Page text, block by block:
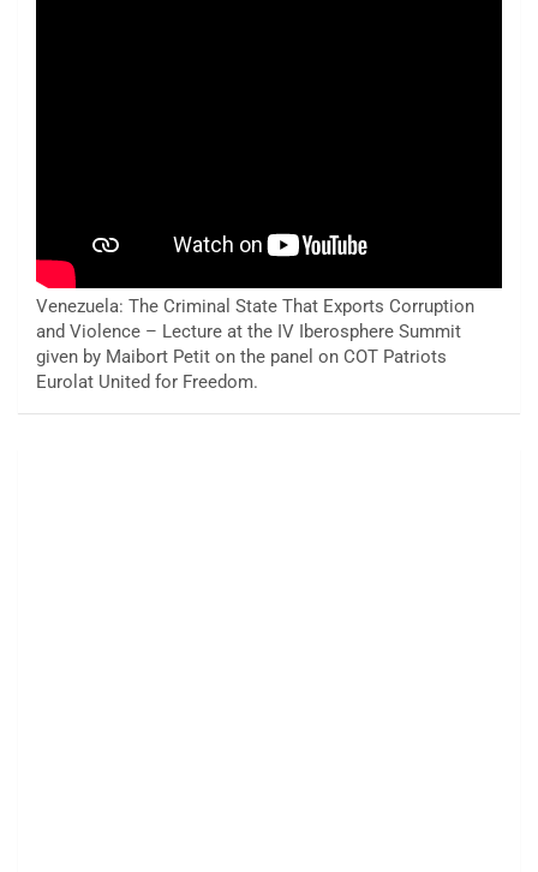
Venezuela: The Criminal State That Exports Corruption
and Violence – Lecture at the IV Iberosphere Summit
given by Maibort Petit on the panel on COT Patriots
Eurolat United for Freedom.